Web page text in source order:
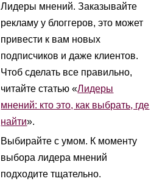
Лидеры мнений. Заказывайте
рекламу у блоггеров, это может
привести к вам новых
подписчиков и даже клиентов.
Чтоб сделать все правильно,
читайте статью «Лидеры
мнений: кто это, как выбрать, где
найти».
Выбирайте с умом. К моменту
выбора лидера мнений
подходите тщательно.